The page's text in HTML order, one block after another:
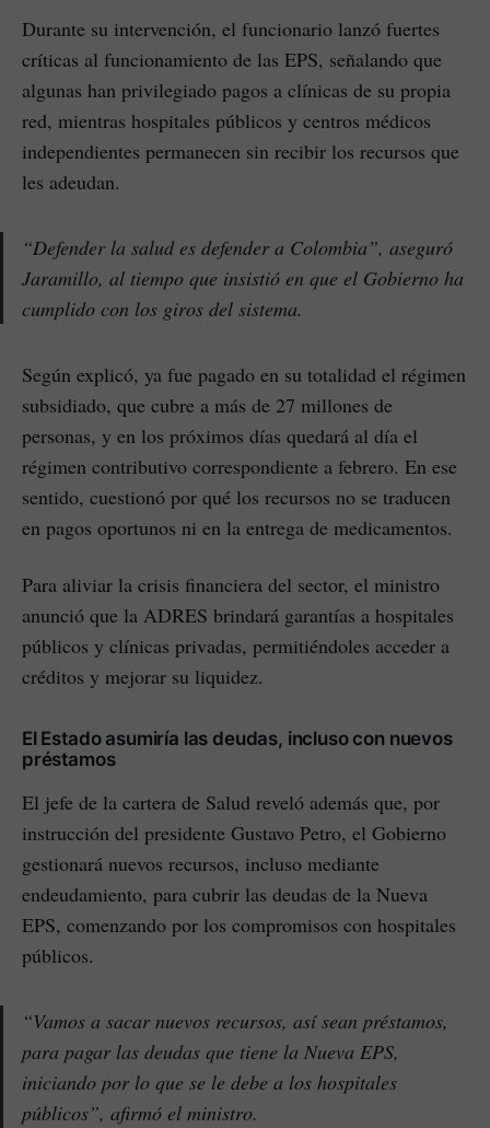
Durante su intervención, el funcionario lanzó fuertes
críticas al funcionamiento de las EPS, señalando que
algunas han privilegiado pagos a clínicas de su propia
red, mientras hospitales públicos y centros médicos
independientes permanecen sin recibir los recursos que
les adeudan.
“Defender la salud es defender a Colombia”, aseguró
Jaramillo, al tiempo que insistió en que el Gobierno ha
cumplido con los giros del sistema.
Según explicó, ya fue pagado en su totalidad el régimen
subsidiado, que cubre a más de 27 millones de
personas, y en los próximos días quedará al día el
régimen contributivo correspondiente a febrero. En ese
sentido, cuestionó por qué los recursos no se traducen
en pagos oportunos ni en la entrega de medicamentos.
Para aliviar la crisis financiera del sector, el ministro
anunció que la ADRES brindará garantías a hospitales
públicos y clínicas privadas, permitiéndoles acceder a
créditos y mejorar su liquidez.
El Estado asumiría las deudas, incluso con nuevos
préstamos
El jefe de la cartera de Salud reveló además que, por
instrucción del presidente Gustavo Petro, el Gobierno
gestionará nuevos recursos, incluso mediante
endeudamiento, para cubrir las deudas de la Nueva
EPS, comenzando por los compromisos con hospitales
públicos.
“Vamos a sacar nuevos recursos, así sean préstamos,
para pagar las deudas que tiene la Nueva EPS,
iniciando por lo que se le debe a los hospitales
públicos”, afirmó el ministro.